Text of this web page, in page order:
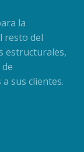
la
resto del
estructurales,
sus clientes.